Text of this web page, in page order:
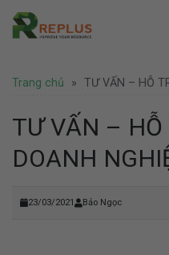
Skip
Giới thiệu
Văn phòng ảo
Văn phòng chia sẻ
Coworking Space
Văn phòng trọn gói
Pháp lý
Thành lập công ty
Thành lập công ty nước ngoài
Bảo hộ thương hiệu
Tin tức
Doanh nghiệp
Địa điểm Thành Phố Hồ Chí
Trang chủ » TƯ VẤN – HỖ
TƯ VẤN – HỖ
DOANH
23/03/2021 Bảo Ngọc